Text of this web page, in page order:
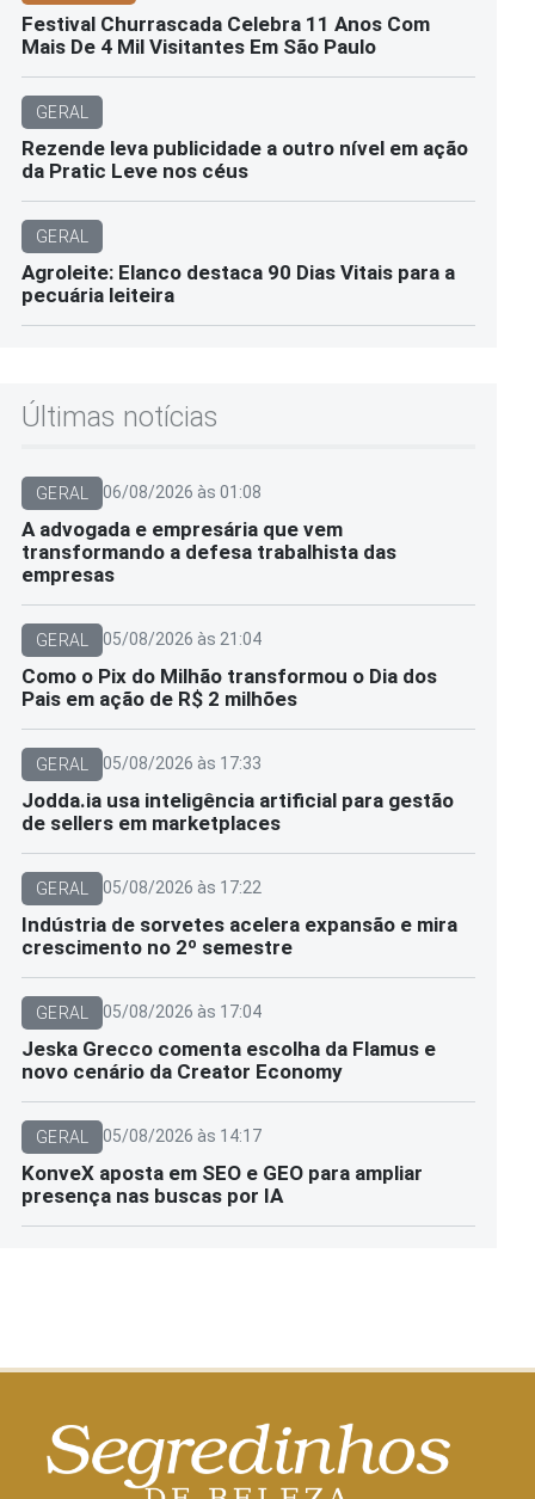
Festival Churrascada Celebra 11 Anos Com
Mais De 4 Mil Visitantes Em São Paulo
GERAL
Rezende leva publicidade a outro nível em ação
da Pratic Leve nos céus
GERAL
Agroleite: Elanco destaca 90 Dias Vitais para a
pecuária leiteira
Últimas notícias
GERAL 06/08/2026 às 01:08
A advogada e empresária que vem
transformando a defesa trabalhista das
empresas
GERAL 05/08/2026 às 21:04
Como o Pix do Milhão transformou o Dia dos
Pais em ação de R$ 2 milhões
GERAL 05/08/2026 às 17:33
Jodda.ia usa inteligência artificial para gestão
de sellers em marketplaces
GERAL 05/08/2026 às 17:22
Indústria de sorvetes acelera expansão e mira
crescimento no 2º semestre
GERAL 05/08/2026 às 17:04
Jeska Grecco comenta escolha da Flamus e
novo cenário da Creator Economy
GERAL 05/08/2026 às 14:17
KonveX aposta em SEO e GEO para ampliar
presença nas buscas por IA